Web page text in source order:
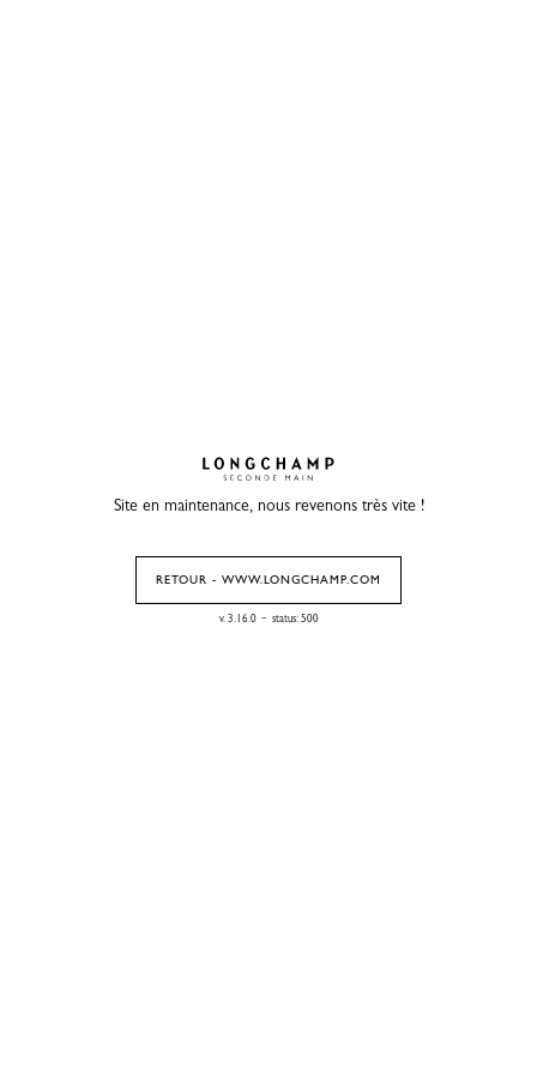
Site en maintenance, nous revenons très vite !
RETOUR - WWW.LONGCHAMP.COM
v. 3.16.0- status: 500